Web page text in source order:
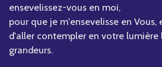
ensevelissez-vous en moi,
pour que je m'ensevelisse en
d'aller contempler en votre lumière
grandeurs.